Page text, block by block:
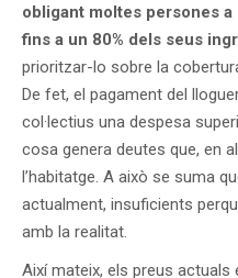
obligant moltes persones
fins a un 80% dels seus
prioritzar-lo sobre la
De fet, el pagament del
col·lectius una despesa
cosa genera deutes que, en
l’habitatge. A això se suma
actualment, insuficients
amb la realitat.
Així mateix, els preus